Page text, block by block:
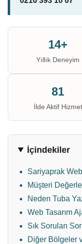
14+
Yıllık Deneyim
81
İlde Aktif Hizmet
İçindekiler
Sariyaprak
Müşteri
Neden Tuba
Web Tasarım
Sık Sorulan
Diğer Bölgeler